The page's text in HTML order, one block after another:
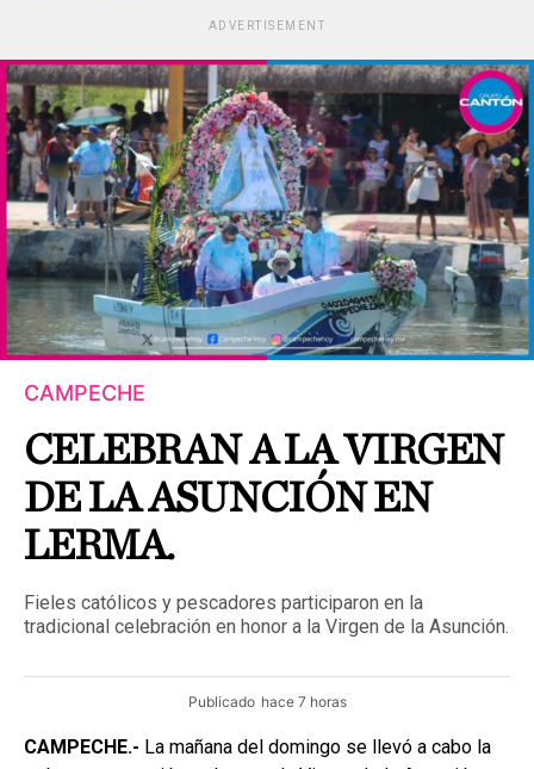
ADVERTISEMENT
CAMPECHE
CELEBRAN A LA VIRGEN
DE LA ASUNCIÓN EN
LERMA.
Fieles católicos y pescadores participaron en la
tradicional celebración en honor a la Virgen de la Asunción.
Publicado hace 7 horas
CAMPECHE.- La mañana del domingo se llevó a cabo la